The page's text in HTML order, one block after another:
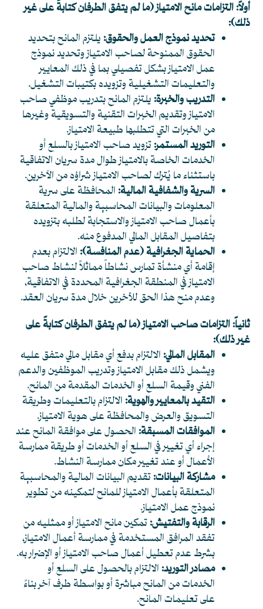
أولاً: التزامات مانح الامتياز (ما لم يتفق الطرفان كتابةً على غير
ذلك):
تحديد نموذج العمل والحقوق:يلتزم المانح بتحديد
الحقوق الممنوحة لصاحب الامتياز وتحديد نموذج
عمل الامتياز بشكل تفصيلي بما في ذلك المعايير
والتعليمات التشغيلية وتزويده بكتيبات التشغيل.
التدريب والخبرة:يلتزم المانح بتدريب موظفي صاحب
الامتياز وتقديم الخبرات التقنية والتسويقية وغيرها
من الخبرات التي تتطلبها طبيعة الامتياز.
التوريد المستمر:تزويد صاحب الامتياز بالسلع أو
الخدمات الخاصة بالامتياز طوال مدة سريان الاتفاقية
باستثناء ما يُترك لصاحب الامتياز شراؤه من الآخرين.
السرية والشفافية المالية:المحافظة على سرية
المعلومات والبيانات المحاسبية والمالية المتعلقة
بأعمال صاحب الامتياز والاستجابة لطلبه بتزويده
بتفاصيل المقابل المالي المدفوع منه.
الحماية الجغرافية (عدم المنافسة):الالتزام بعدم
إقامة أي منشأة تمارس نشاطاً مماثلاً لنشاط صاحب
الامتياز في المنطقة الجغرافية المحددة في الاتفاقية،
وعدم منح هذا الحق للآخرين خلال مدة سريان العقد.
ثانياً: التزامات صاحب الامتياز (ما لم يتفق الطرفان كتابةً على
غير ذلك):
المقابل المالي:الالتزام بدفع أي مقابل مالي متفق عليه
ويشمل ذلك مقابل الامتياز وتدريب الموظفين والدعم
الفني وقيمة السلع أو الخدمات المقدمة من المانح.
التقيد بالمعايير والهوية:الالتزام بالتعليمات وطريقة
التسويق والعرض والمحافظة على هوية الامتياز.
الموافقات المسبقة:الحصول على موافقة المانح عند
إجراء أي تغيير في السلع أو الخدمات أو طريقة ممارسة
الأعمال أو عند تغيير مكان ممارسة النشاط.
مشاركة البيانات:تقديم البيانات المالية والمحاسبية
المتعلقة بأعمال الامتياز للمانح لتمكينه من تطوير
نموذج عمل الامتياز.
الرقابة والتفتيش:تمكين مانح الامتياز أو ممثليه من
تفقد المرافق المستخدمة في ممارسة أعمال الامتياز،
بشرط عدم تعطيل أعمال صاحب الامتياز أو الإضرار به.
مصادر التوريد:الالتزام بالحصول على السلع أو
الخدمات من المانح مباشرة أو بواسطة طرف آخر بناءً
على تعليمات المانح.